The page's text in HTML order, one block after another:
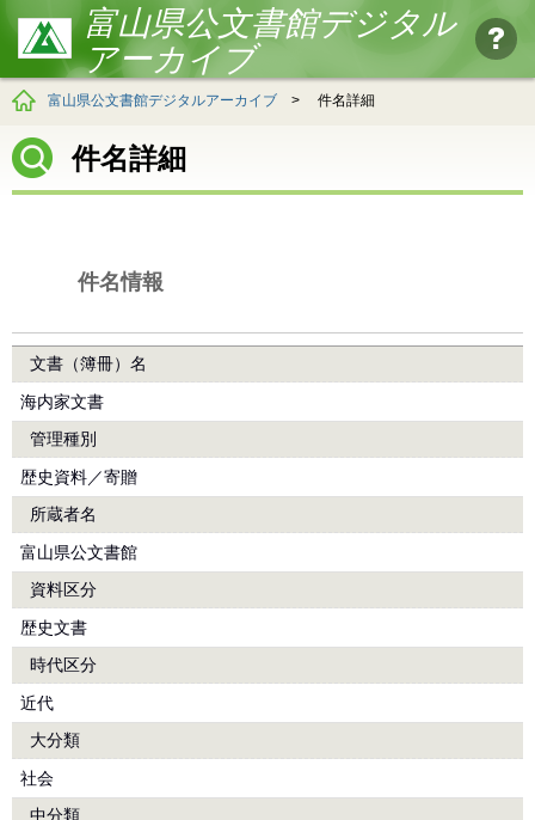
富山県公文書館デジタル
アーカイブ
富山県公文書館デジタルアーカイブ > 件名詳細
件名詳細
件名情報
文書（簿冊）名
海内家文書
管理種別
歴史資料／寄贈
所蔵者名
富山県公文書館
資料区分
歴史文書
時代区分
近代
大分類
社会
中分類